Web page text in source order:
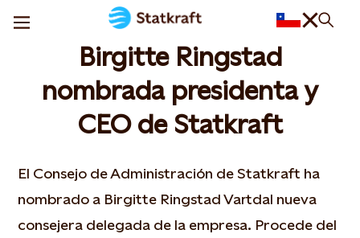
Birgitte Ringstad
nombrada presidenta y
CEO de Statkraft
El Consejo de Administración de Statkraft ha
nombrado a Birgitte Ringstad Vartdal nueva
consejera delegada de la empresa. Procede del